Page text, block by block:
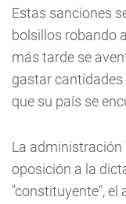
Estas sanciones
bolsillos robando
más tarde se
gastar cantidades
que su país se
La
oposición a la
"constituyente", el